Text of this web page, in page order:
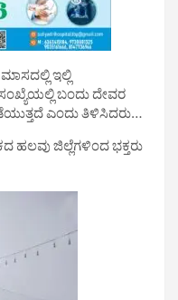
ಇಲ್ಲಿ
ಬಂದು ದೇವರ
ಎಂದು ತಿಳಿಸಿದರು…
ಹಲವು ಜಿಲ್ಲೆಗಳಿಂದ ಭಕ್ತರು